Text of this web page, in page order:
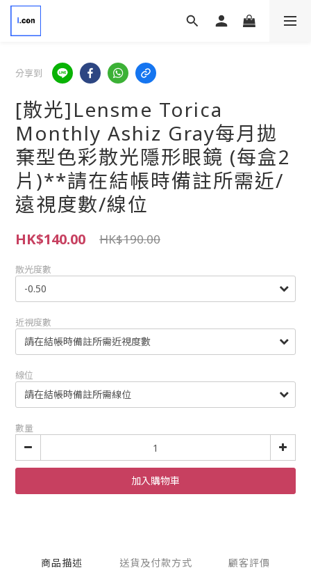
分享到
[散光]Lensme Torica
Monthly Ashiz Gray每月拋
棄型色彩散光隱形眼鏡 (每盒2
片)**請在結帳時備註所需近/
遠視度數/線位
HK$140.00 HK$190.00
散光度數
近視度數
線位
數量
加入購物車
商品描述 送貨及付款方式 顧客評價